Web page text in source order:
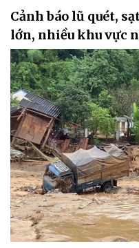
Cảnh báo lũ quét,
lớn, nhiều khu vực